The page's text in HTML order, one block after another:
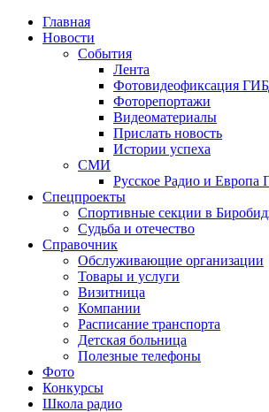
Главная
Новости
События
Лента
Фотовидеофиксация
Фоторепортажи
Видеоматериалы
Прислать новость
Истории успеха
СМИ
Русское Радио и
Спецпроекты
Спортивные секции в
Судьба и отечество
Справочник
Обслуживающие организации
Товары и услуги
Визитница
Компании
Расписание транспорта
Детская больница
Полезные телефоны
Фото
Конкурсы
Школа радио